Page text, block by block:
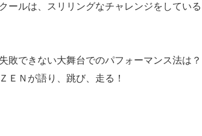
ールは、スリリングなチャレンジをしている
敗できない大舞台でのパフォーマンス法は？
ＥＮが語り、跳び、走る！